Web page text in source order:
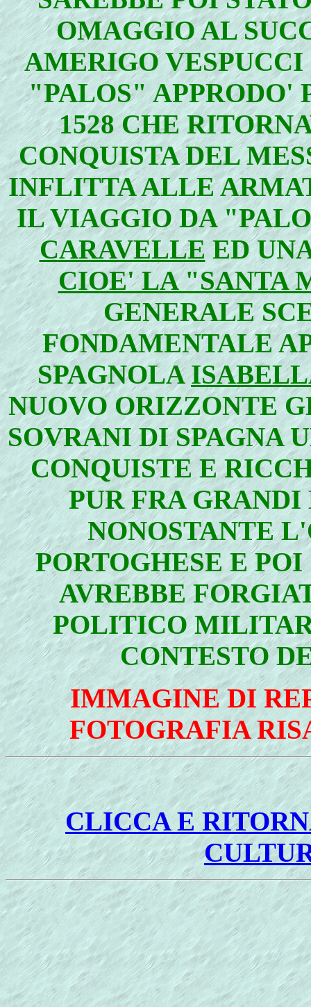
OMAGGIO AL
AMERIGO
"PALOS" APPRODO'
1528 CHE
CONQUISTA DEL
INFLITTA ALLE
IL VIAGGIO DA
CARAVELLEED
CIOE' LA "SANTA
GENERALE
FONDAMENTALE
SPAGNOLA
NUOVO ORIZZONTE
SOVRANI DI SPAGNA
CONQUISTE E
PUR FRA
NONOSTANTE
PORTOGHESE E
AVREBBE
POLITICO
CONTESTO
IMMAGINE DI
FOTOGRAFIA
CLICCA E